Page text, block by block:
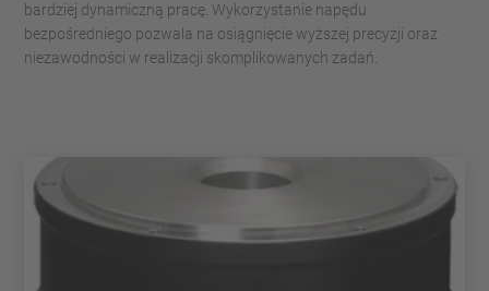
bardziej dynamiczną pracę. Wykorzystanie napędu
bezpośredniego pozwala na osiągnięcie wyższej precyzji oraz
niezawodności w realizacji skomplikowanych zadań.